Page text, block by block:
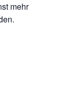
mehr